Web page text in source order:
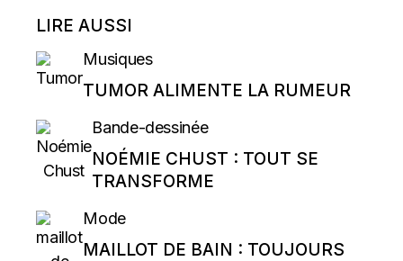
LIRE AUSSI
Musiques
TUMOR ALIMENTE LA RUMEUR
Bande-dessinée
NOÉMIE CHUST : TOUT SE
TRANSFORME
Mode
MAILLOT DE BAIN : TOUJOURS